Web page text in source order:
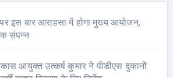
इस बार आराहसा में होगा मुख्य आयोजन,
संपन्न
आयुक्त उत्कर्ष कुमार ने पीडीएस दुकानों